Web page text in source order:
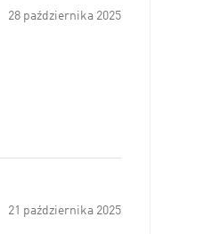
28 października 2025
21 października 2025